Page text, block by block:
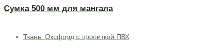
Сумка 500 мм для мангала
Ткань: Оксфорд с пропиткой ПВХ